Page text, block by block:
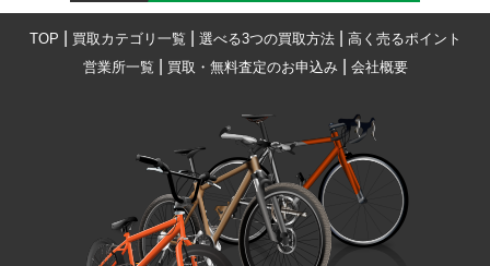
TOP 買取カテゴリ一覧 選べる3つの買取方法| 高く売るポイント
営業所一覧
買取・無料査定のお申込み| 会社概要